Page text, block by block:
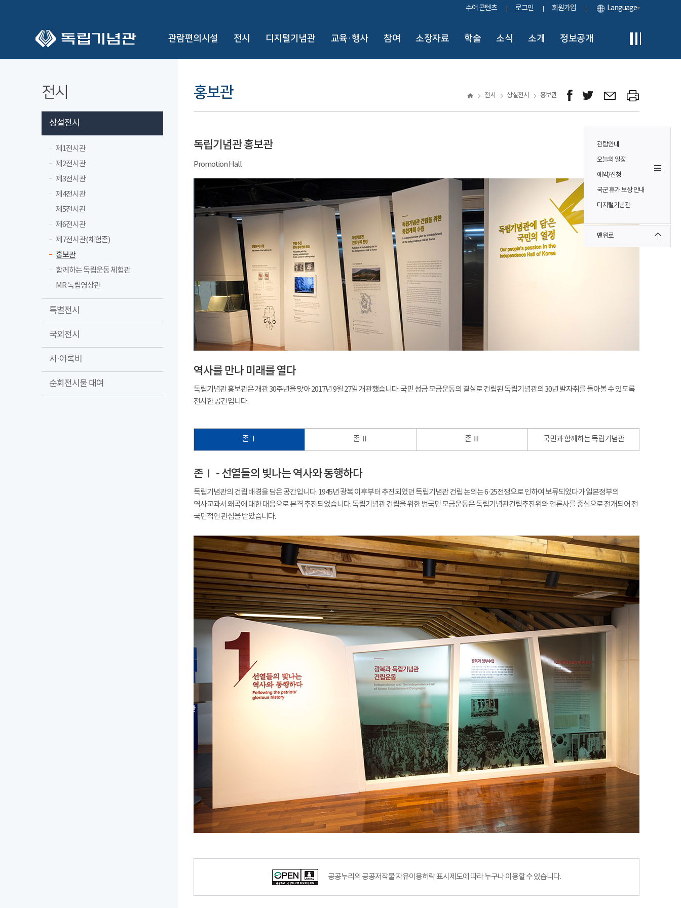
수어 콘텐츠 로그인 회원가입 Language
관람편의시설 전시 디지털기념관 교육·행사 참여 소장자료 학술 소식 소개 정보공개
관람안내
오늘의 일정
예약/신청
국군 휴가 보상 안내
디지털기념관
맨위로
전시
상설전시
제1전시관
제2전시관
제3전시관
제4전시관
제5전시관
제6전시관
제7전시관(체험존)
홍보관
함께하는 독립운동 체험관
MR 독립영상관
특별전시
국외전시
시·어록비
순회전시물 대여
홍보관 전시 상설전시 홍보관
독립기념관 홍보관
Promotion Hall
역사를 만나 미래를 열다
독립기념관 홍보관은 개관 30주년을 맞아 2017년 9월 27일 개관했습니다. 국민 성금 모금운동의 결실로 건립된 독립기념관의 30년 발자취를 돌아볼 수 있도록
전시한 공간입니다.
존 Ⅰ 존 Ⅱ 존 Ⅲ 국민과 함께하는 독립기념관
존Ⅰ - 선열들의 빛나는 역사와 동행하다
독립기념관의 건립 배경을 담은 공간입니다. 1945년 광복 이후부터 추진되었던 독립기념관 건립 논의는 6·25전쟁으로 인하여 보류되었다가 일본정부의
역사교과서 왜곡에 대한 대응으로 본격 추진되었습니다. 독립기념관 건립을 위한 범국민 모금운동은 독립기념관건립추진위와 언론사를 중심으로 전개되어 전
국민적인 관심을 받았습니다.
공공누리의 공공저작물 자유이용허락 표시제도에 따라 누구나 이용할 수 있습니다.